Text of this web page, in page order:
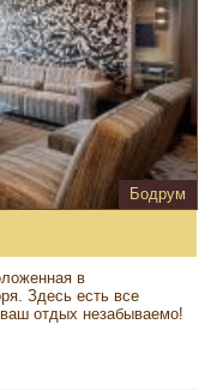
Бодрум
в
Здесь есть все
отдых незабываемо!